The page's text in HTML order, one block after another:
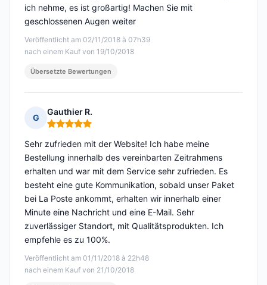
Veröffentlicht am 02/11/2018 à 07h39
nach einem Kauf von 19/10/2018
ich nehme, es ist großartig! Machen Sie mit
geschlossenen Augen weiter
Übersetzte Bewertungen
G
Gauthier R.
Hinweis: 5 von 5
Veröffentlicht am 01/11/2018 à 22h48
nach einem Kauf von 21/10/2018
Sehr zufrieden mit der Website! Ich habe meine
Bestellung innerhalb des vereinbarten Zeitrahmens
erhalten und war mit dem Service sehr zufrieden. Es
besteht eine gute Kommunikation, sobald unser Paket
bei La Poste ankommt, erhalten wir innerhalb einer
Minute eine Nachricht und eine E-Mail. Sehr
zuverlässiger Standort, mit Qualitätsprodukten. Ich
empfehle es zu 100%.